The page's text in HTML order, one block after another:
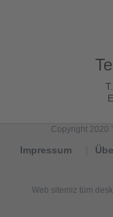
E.
Copyright 2020
Impressum
Web sitemiz tüm